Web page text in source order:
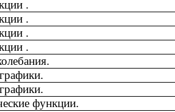
.
.
.
.
функции.